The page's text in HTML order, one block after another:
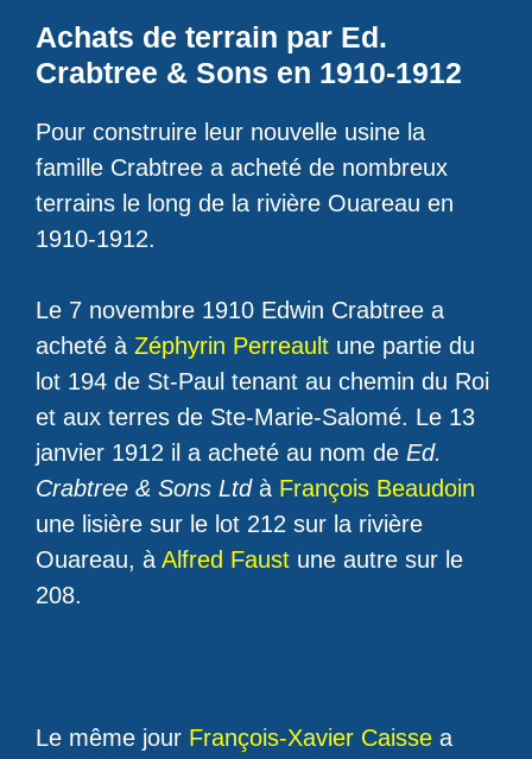
Achats de terrain par Ed.
Crabtree & Sons en 1910-1912
Pour construire leur nouvelle usine la
famille Crabtree a acheté de nombreux
terrains le long de la rivière Ouareau en
1910-1912.
Le 7 novembre 1910 Edwin Crabtree a
acheté à Zéphyrin Perreault une partie du
lot 194 de St-Paul tenant au chemin du Roi
et aux terres de Ste-Marie-Salomé. Le 13
janvier 1912 il a acheté au nom de Ed.
Crabtree & Sons Ltdà François Beaudoin
une lisière sur le lot 212 sur la rivière
Ouareau, à Alfred Faust une autre sur le
208.
Le même jour François-Xavier Caisse a